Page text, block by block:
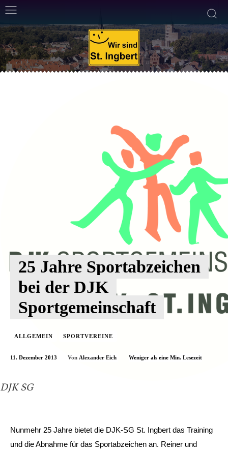
DJK SG
25 Jahre Sportabzeichen
bei der DJK
Sportgemeinschaft
ALLGEMEIN SPORTVEREINE
11. Dezember 2013 Von Alexander Eich Weniger als eine Min. Lesezeit
Nunmehr 25 Jahre bietet die DJK-SG St. Ingbert das Training
und die Abnahme für das Sportabzeichen an. Reiner und